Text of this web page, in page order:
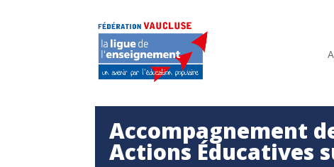
Accompagnement
Actions Éducatives